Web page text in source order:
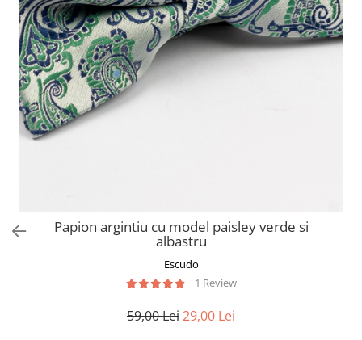
Papion argintiu cu model paisley verde si
albastru
Escudo
1 Review
59,00 Lei29,00 Lei